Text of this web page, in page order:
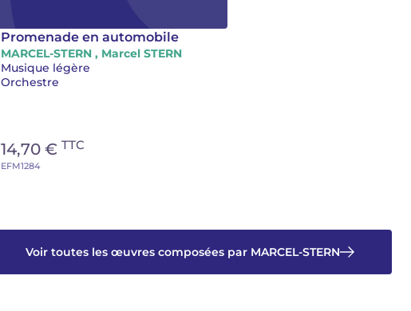
Promenade en automobile
MARCEL-STERN , Marcel STERN
Musique légère
Orchestre
14,70 € TTC
EFM1284
Voir toutes les œuvres composées par MARCEL-STERN